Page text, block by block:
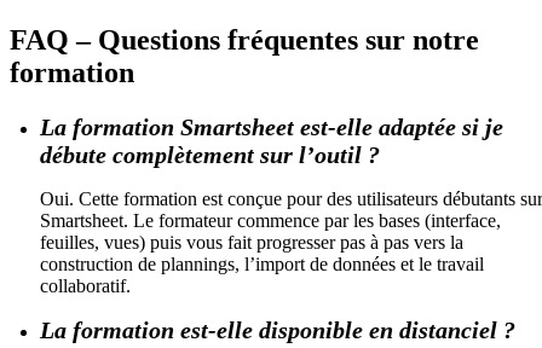
FAQ – Questions fréquentes sur notre
formation
La formation Smartsheet est-elle adaptée si je
débute complètement sur l’outil ?
Oui. Cette formation est conçue pour des utilisateurs débutants sur
Smartsheet. Le formateur commence par les bases (interface,
feuilles, vues) puis vous fait progresser pas à pas vers la
construction de plannings, l’import de données et le travail
collaboratif.
La formation est-elle disponible en distanciel ?